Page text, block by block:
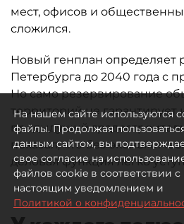
мест, офисов и
сложился.
Новый генплан определяет
Петербурга до 2040 года с
Но само резервирование
территорий не гарантирует
предыдущий
показал, что без
деловая функция легко
На нашем сайте используются
файлы. Продолжая
данным сайтом, вы
свое согласие на
файлов cookie в соответствии с
настоящим уведомлением и
Политикой о